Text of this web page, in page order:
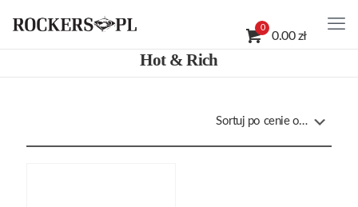
0
0.00 zł
Hot & Rich